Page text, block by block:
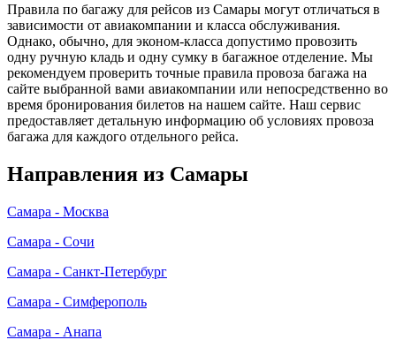
Правила по багажу для рейсов из Самары могут отличаться в
зависимости от авиакомпании и класса обслуживания.
Однако, обычно, для эконом-класса допустимо провозить
одну ручную кладь и одну сумку в багажное отделение. Мы
рекомендуем проверить точные правила провоза багажа на
сайте выбранной вами авиакомпании или непосредственно во
время бронирования билетов на нашем сайте. Наш сервис
предоставляет детальную информацию об условиях провоза
багажа для каждого отдельного рейса.
Направления из Самары
Самара - Москва
Самара - Сочи
Самара - Санкт-Петербург
Самара - Симферополь
Самара - Анапа